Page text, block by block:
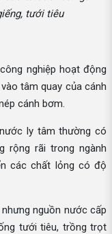
tưới tiêu
nghiệp hoạt động
tâm quay của cánh
cánh bơm.
ly tâm thường có
rộng rãi trong ngành
các chất lỏng có độ
nguồn nước cấp
tưới tiêu, trồng trọt